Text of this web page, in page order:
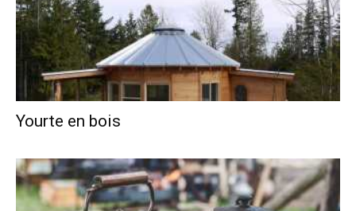
Yourte en bois